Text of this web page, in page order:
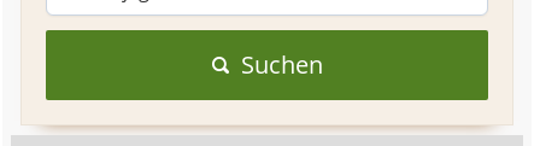
Suchen